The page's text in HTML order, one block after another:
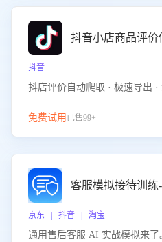
抖音小店商品评价
抖音
抖店评价自动爬取 · 极速导出 ·
免费试用 已售99+
客服模拟接待训练
京东 | 抖音 | 淘宝
通用售后客服 AI 实战模拟来